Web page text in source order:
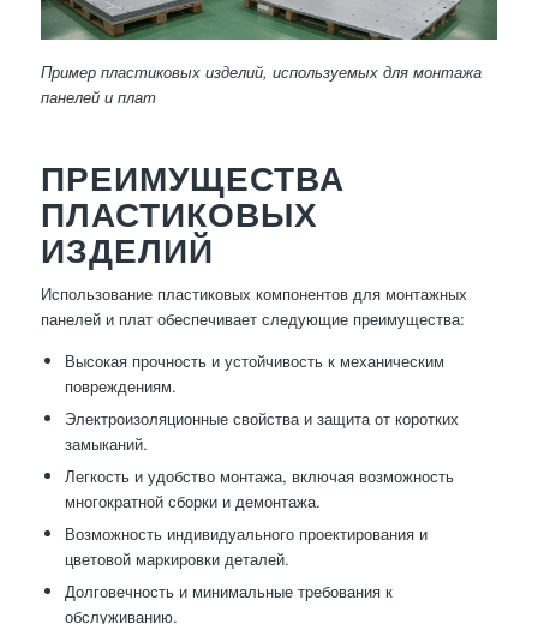
Пример пластиковых изделий, используемых для монтажа
панелей и плат
ПРЕИМУЩЕСТВА
ПЛАСТИКОВЫХ
ИЗДЕЛИЙ
Использование пластиковых компонентов для монтажных
панелей и плат обеспечивает следующие преимущества:
Высокая прочность и устойчивость к механическим
повреждениям.
Электроизоляционные свойства и защита от коротких
замыканий.
Легкость и удобство монтажа, включая возможность
многократной сборки и демонтажа.
Возможность индивидуального проектирования и
цветовой маркировки деталей.
Долговечность и минимальные требования к
обслуживанию.